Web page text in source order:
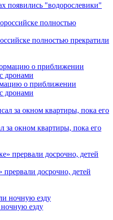
появились "водорослевики"
полностью прекратили
о приближении
дронами
за окном квартиры, пока его
досрочно, детей
езду